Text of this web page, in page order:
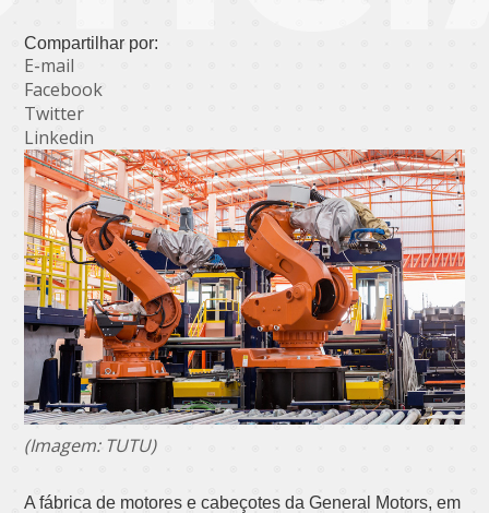
Compartilhar por:
E-mail
Facebook
Twitter
Linkedin
(Imagem: TUTU)
A fábrica de motores e cabeçotes da General Motors, em